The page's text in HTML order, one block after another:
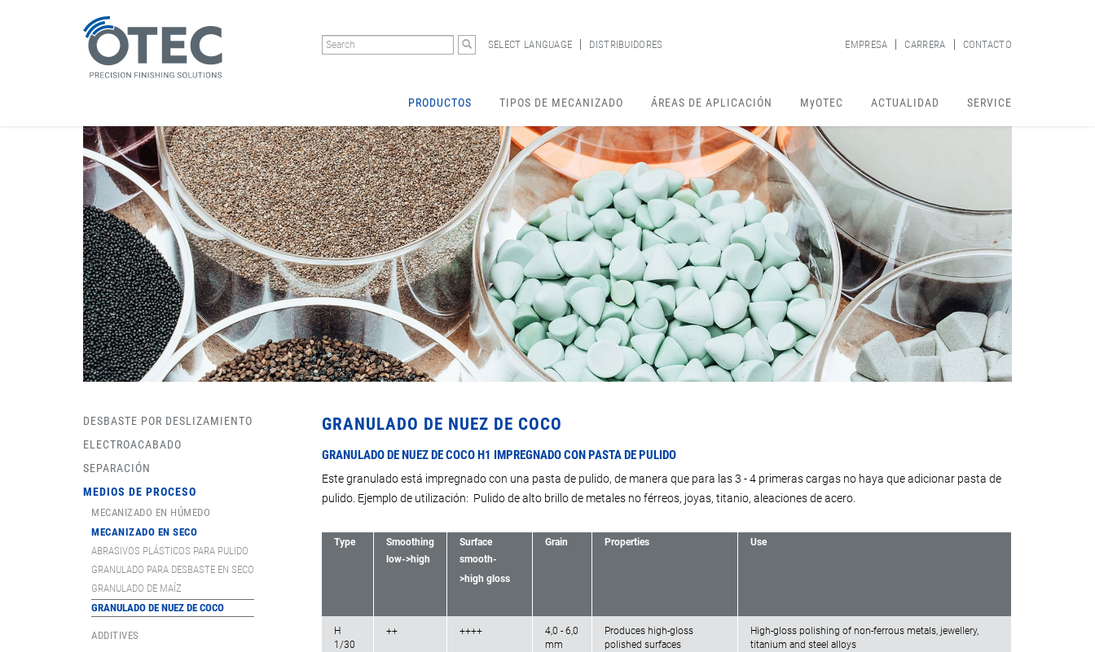
SELECT LANGUAGE DISTRIBUIDORES EMPRESA CARRERA CONTACTO
PRODUCTOS TIPOS DE MECANIZADO ÁREAS DE APLICACIÓN MyOTEC ACTUALIDAD SERVICE
DESBASTE POR DESLIZAMIENTO
ELECTROACABADO
SEPARACIÓN
MEDIOS DE PROCESO
MECANIZADO EN HÚMEDO
MECANIZADO EN SECO
ABRASIVOS PLÁSTICOS PARA PULIDO
GRANULADO PARA DESBASTE EN SECO
GRANULADO DE MAÍZ
GRANULADO DE NUEZ DE COCO
ADDITIVES
GRANULADO DE NUEZ DE COCO
GRANULADO DE NUEZ DE COCO H1 IMPREGNADO CON PASTA DE PULIDO
Este granulado está impregnado con una pasta de pulido, de manera que para las 3 - 4 primeras cargas no haya que adicionar pasta de
pulido. Ejemplo de utilización: Pulido de alto brillo de metales no férreos, joyas, titanio, aleaciones de acero.
Type
Smoothing
low->high
Surface
smooth-
>high gloss
Grain Properties Use
H
1/30
++ ++++
4,0 - 6,0
mm
Produces high-gloss
polished surfaces
High-gloss polishing of non-ferrous metals, jewellery,
titanium and steel alloys